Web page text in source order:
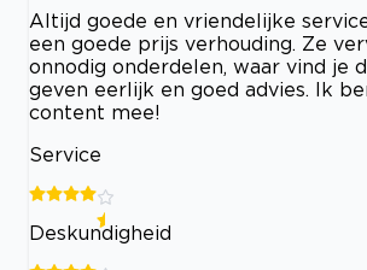
Altijd goede en vriendelijke
een goede prijs verhouding. Ze
onnodig onderdelen, waar vind je
geven eerlijk en goed advies. Ik
content mee!
Service
Deskundigheid